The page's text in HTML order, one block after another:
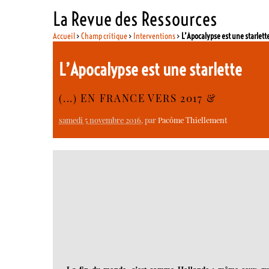
La Revue des Ressources
Accueil>Champ critique> Interventions> L’Apocalypse est une
L’Apocalypse est une starlette
(...) EN FRANCE VERS 2017 &
samedi 5 novembre 2016, parPacôme Thiellement